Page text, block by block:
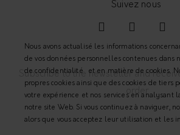
Subscribe to the newsletter and
order.
Nous avons actualisé les informations
de vos données personnelles contenues dans
de confidentialité
et en matière de cookies.
propres cookies ainsi que des cookies de tiers
votre expérience et nos services en analysant
notre site Web. Si vous continuez à naviguer,
alors que vous acceptez leur utilisation et les